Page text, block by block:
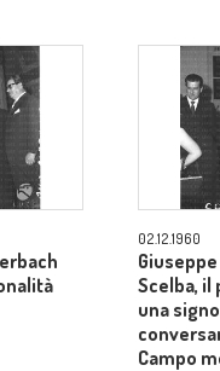
02.12.1960
Scelba,
una
Campo